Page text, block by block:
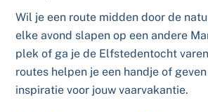
Wil je een route midden door de
elke avond slapen op een andere
plek of ga je de Elfstedentocht
routes helpen je een handje of
inspiratie voor jouw vaarvakantie.